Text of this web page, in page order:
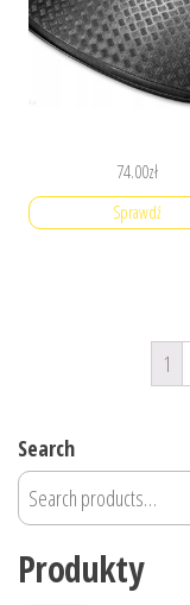
74.00zł
Sprawdź
1
Search
Produkty